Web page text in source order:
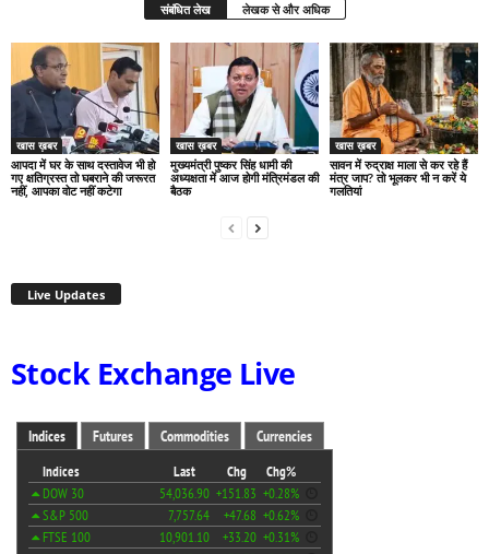
संबंधित लेख लेखक से और अधिक
खास ख़बर
आपदा में घर के साथ दस्तावेज भी हो
गए क्षतिग्रस्त तो घबराने की जरूरत
नहीं, आपका वोट नहीं कटेगा
खास ख़बर
मुख्यमंत्री पुष्कर सिंह धामी की
अध्यक्षता में आज होगी मंत्रिमंडल की
बैठक
खास ख़बर
सावन में रुद्राक्ष माला से कर रहे हैं
मंत्र जाप? तो भूलकर भी न करें ये
गलतियां
Live Updates
Stock Exchange Live